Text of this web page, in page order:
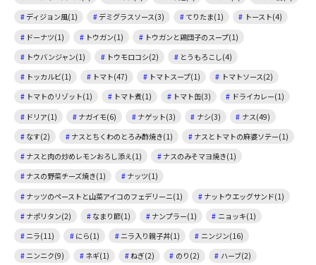
ディジョン風(1)
デミグラスソース(3) てりたま(1)
トースト(4)
ドーナツ(1)
トウガン(1)
トウガンと鶏団子のスープ(1)
トウバンジャン(1)
トウモロコシ(2)
とうもろこし(4)
トッカルビ(1)
トマト(47) トマトスープ(1)
トマトソース(2)
トマトのリゾット(1)
トマト煮(1) トマト缶(3)
ドライカレー(1)
ドリア(1)
ナガイモ(6) ナゲット(3) ナシ(3)
ナス(49)
なす(2)
ナスとちくわのとろみ酢焼き(1)
ナスとトマトの麻婆ソテー(1)
ナスと肉の炒めレモンおろし添え(1)
ナスのみそマヨ焼き(1)
ナスの野菜チーズ焼き(1)
ナッツ(1)
ナッツのペーストと山菜アイコのフェデリーニ(1)
ナットウエッグサンド(1)
ナポリタン(2)
なまり節(1) ナンプラー(1)
ニョッキ(1)
ニラ(11)
にら(1) ニラ入り親子丼(1)
ニンジン(16)
ニンニク(9)
ネギ(1) ねぎ(2) のり(2)
ハーブ(2)